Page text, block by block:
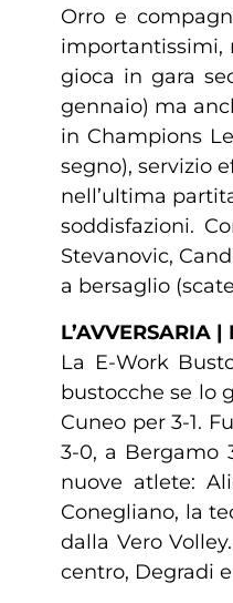
Orro e
importantissimi,
gioca in gara
gennaio) ma
in Champions
segno), servizio
nell’ultima
soddisfazioni.
Stevanovic,
a bersaglio
L’AVVERSARIA
La E-Work
bustocche se lo
Cuneo per 3-1.
3-0, a Bergamo
nuove atlete:
Conegliano, la
dalla Vero
centro, Degradi